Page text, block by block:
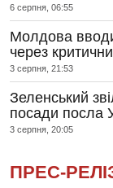
6 серпня, 06:55
Молдова
через
3 серпня, 21:53
Зеленський
посади посла
3 серпня, 20:05
ПРЕС-